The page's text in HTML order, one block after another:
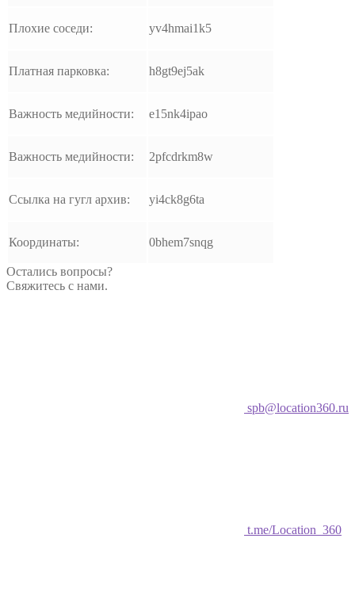
Плохие соседи: yv4hmai1k5
Платная парковка: h8gt9ej5ak
Важность медийности: e15nk4ipao
Важность медийности: 2pfcdrkm8w
Ссылка на гугл архив: yi4ck8g6ta
Координаты: 0bhem7snqg
Остались вопросы?
Свяжитесь с нами.
spb@location360.ru
t.me/Location_360